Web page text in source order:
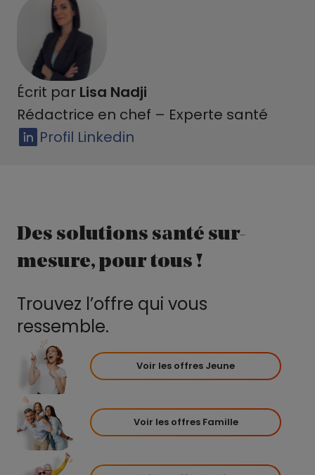
Écrit par Lisa Nadji
Rédactrice en chef – Experte santé
Profil Linkedin
Des solutions santé sur-
mesure, pour tous !
Trouvez l’offre qui vous
ressemble.
Voir les offres Jeune
Voir les offres Famille